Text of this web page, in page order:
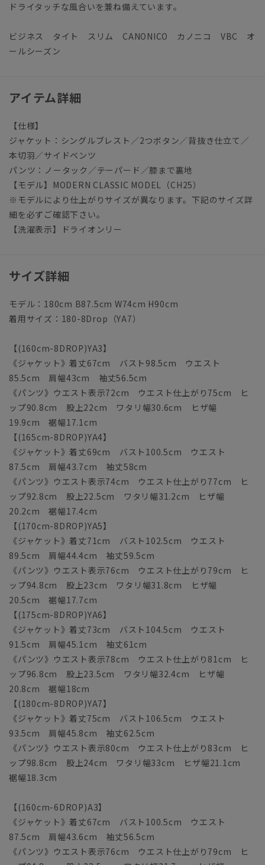
ドライタッチな風合いを兼ね備えています。
ビジネス タイト スリム CANONICO カノニコ VBC オ
ールシーズン
アイテム詳細
【仕様】
ジャケット：シングルブレスト／2つボタン／背抜き仕立て／
本切羽／サイドベンツ
パンツ：ノータック／テーパード／膝まで裏地
【モデル】MODERN CLASSIC MODEL（CH25）
※モデルにより仕上がりサイズが異なります。下記のサイズ詳
細を必ずご確認下さい。
【洗濯表示】ドライオンリー
サイズ詳細
モデル：180cm B87.5cm W74cm H90cm
着用サイズ：180-8Drop（YA7）
【(160cm-8DROP)YA3】
《ジャケット》着丈67cm バスト98.5cm ウエスト
85.5cm 肩幅43cm 袖丈56.5cm
《パンツ》ウエスト表示72cm ウエスト仕上がり75cm ヒ
ップ90.8cm 股上22cm ワタリ幅30.6cm ヒザ幅
19.9cm 裾幅17.1cm
【(165cm-8DROP)YA4】
《ジャケット》着丈69cm バスト100.5cm ウエスト
87.5cm 肩幅43.7cm 袖丈58cm
《パンツ》ウエスト表示74cm ウエスト仕上がり77cm ヒ
ップ92.8cm 股上22.5cm ワタリ幅31.2cm ヒザ幅
20.2cm 裾幅17.4cm
【(170cm-8DROP)YA5】
《ジャケット》着丈71cm バスト102.5cm ウエスト
89.5cm 肩幅44.4cm 袖丈59.5cm
《パンツ》ウエスト表示76cm ウエスト仕上がり79cm ヒ
ップ94.8cm 股上23cm ワタリ幅31.8cm ヒザ幅
20.5cm 裾幅17.7cm
【(175cm-8DROP)YA6】
《ジャケット》着丈73cm バスト104.5cm ウエスト
91.5cm 肩幅45.1cm 袖丈61cm
《パンツ》ウエスト表示78cm ウエスト仕上がり81cm ヒ
ップ96.8cm 股上23.5cm ワタリ幅32.4cm ヒザ幅
20.8cm 裾幅18cm
【(180cm-8DROP)YA7】
《ジャケット》着丈75cm バスト106.5cm ウエスト
93.5cm 肩幅45.8cm 袖丈62.5cm
《パンツ》ウエスト表示80cm ウエスト仕上がり83cm ヒ
ップ98.8cm 股上24cm ワタリ幅33cm ヒザ幅21.1cm
裾幅18.3cm
【(160cm-6DROP)A3】
《ジャケット》着丈67cm バスト100.5cm ウエスト
87.5cm 肩幅43.6cm 袖丈56.5cm
《パンツ》ウエスト表示76cm ウエスト仕上がり79cm ヒ